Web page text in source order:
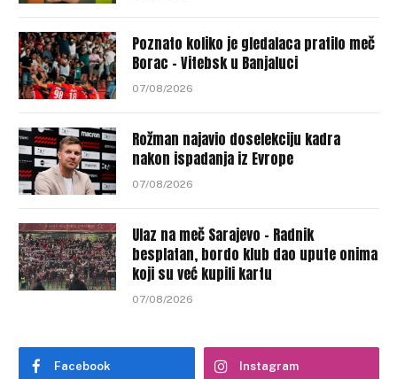
Poznato koliko je gledalaca pratilo meč
Borac – Vitebsk u Banjaluci
07/08/2026
Rožman najavio doselekciju kadra
nakon ispadanja iz Evrope
07/08/2026
Ulaz na meč Sarajevo – Radnik
besplatan, bordo klub dao upute onima
koji su već kupili kartu
07/08/2026
Facebook Instagram